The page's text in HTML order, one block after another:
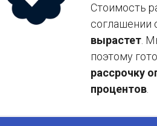
Стоимость
соглашении
вырастет .
поэтому
рассрочку
процентов